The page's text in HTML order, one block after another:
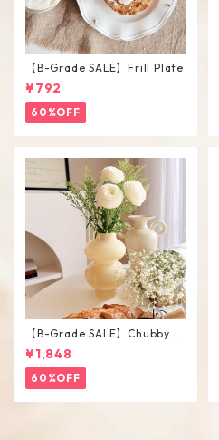
【B-Grade SALE】Frill Plate
¥792
60%OFF
【B-Grade SALE】Chubby V
ase / M
¥1,848
60%OFF